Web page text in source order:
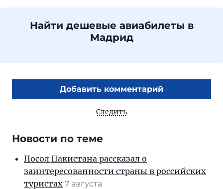
Найти дешевые авиабилеты в
Мадрид
Добавить комментарий
Следить
Новости по теме
Посол Пакистана рассказал о
заинтересованности страны в российских
туристах 7 августа